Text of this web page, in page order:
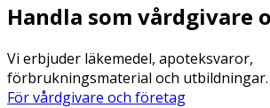
Handla som vårdgivare
Vi erbjuder läkemedel, apoteksvaror,
förbrukningsmaterial och utbildningar.
För vårdgivare och företag